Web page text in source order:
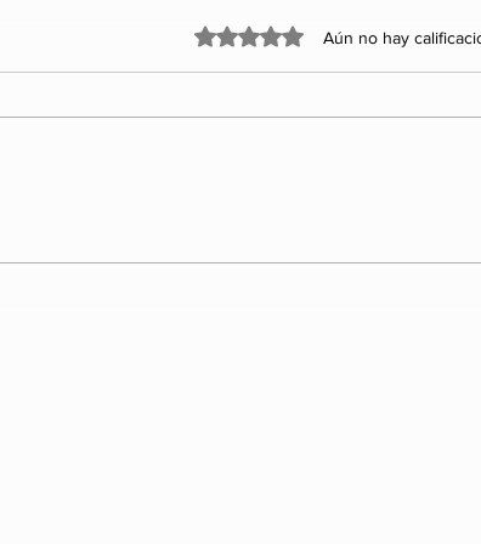
fracturas sacuden a
Obtuvo 0 de 5 estrellas.
Aún no hay